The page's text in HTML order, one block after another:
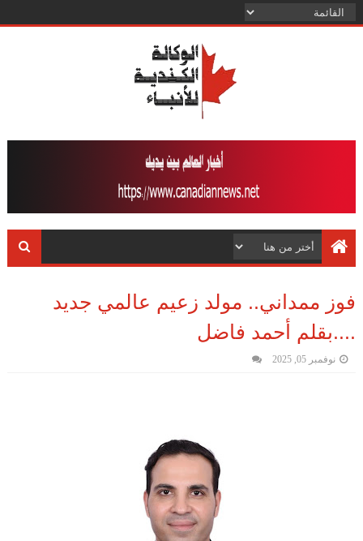
فوز ممداني.. مولد زعيم عالمي جديد
....بقلم أحمد فاضل
نوفمبر 05, 2025